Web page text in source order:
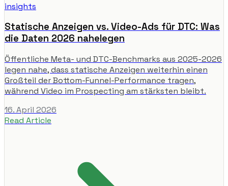
insights
Statische Anzeigen vs. Video-Ads für DTC: Was
die Daten 2026 nahelegen
Öffentliche Meta- und DTC-Benchmarks aus 2025-2026
legen nahe, dass statische Anzeigen weiterhin einen
Großteil der Bottom-Funnel-Performance tragen,
während Video im Prospecting am stärksten bleibt.
16. April 2026
Read Article